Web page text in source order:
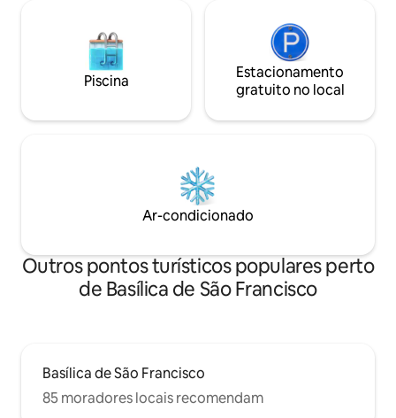
Piscina
Estacionamento
gratuito no local
Ar-condicionado
Outros pontos turísticos populares perto
de Basílica de São Francisco
Basílica de São Francisco
85 moradores locais recomendam